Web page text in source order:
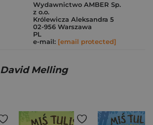
Wydawnictwo AMBER Sp.
z o.o.
Królewicza Aleksandra 5
02-956 Warszawa
PL
e-mail: [email protected]
David Melling